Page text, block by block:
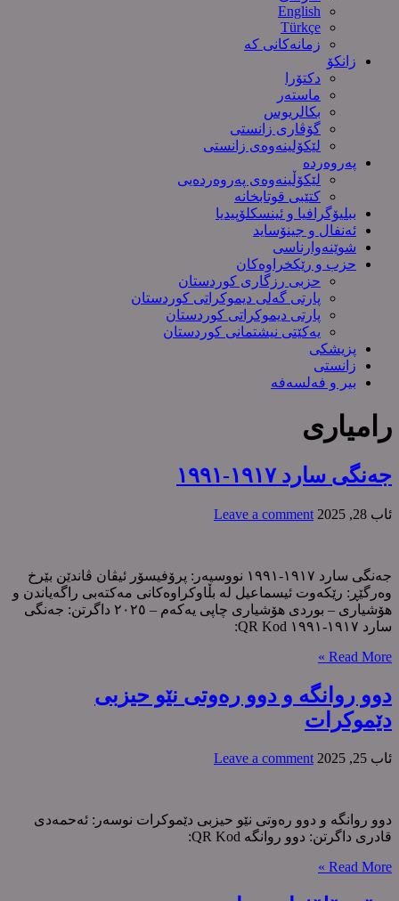
English
Türkçe
زمانەکانی کە
زانکۆ
دکتۆرا
ماستەر
بکالریوس
گۆڤاری زانستی
لێکۆلینەوەی زانستی
پەروەردە
لێکۆڵینەوەی پەروەردەیی
کتێبی قوتابخانە
ببلیۆگرافیا و ئینسکلۆپیدیا
ئەنفال و جینۆساید
شوێنەوارناسی
حزب و رێکخراوەکان
حزبی رزگاری کوردستان
پارتی گەلی دیموکراتی کوردستان
پارتی دیموکراتی کوردستان
یەکێتی نیشتمانی کوردستان
پزیشکی
زانستی
بیر و فەلسەفە
رامیاری
جەنگی سارد ١٩١٧-١٩٩١
ئاب 28, 2025 Leave a comment
جەنگی سارد ١٩١٧-١٩٩١ نووسیەر: پرۆفیسۆر ئیڤان ڤاندێن بێرخ
وەرگێڕ: رێکەوت ئیسماعیل لە بڵاوکراوەکانی مەکتەبی راگەیاندن و
هۆشیاری – بوردی هۆشیاری چاپی یەکەم – ٢٠٢٥ داگرتن: جەنگی
سارد ١٩١٧-١٩٩١ QR Kod:
Read More »
دوو روانگە و دوو رەوتی نێو حیزبی
دێموکرات
ئاب 25, 2025 Leave a comment
دوو روانگە و دوو رەوتی نێو حیزبی دێموکرات نوسەر: ئەحمەدی
قادری داگرتن: دوو روانگە QR Kod:
Read More »